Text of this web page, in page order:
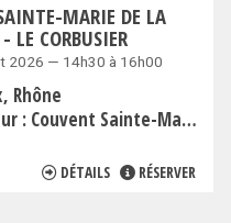
MARIE DE LA
LE CORBUSIER
2026 — 14h30 à 16h00
Rhône
: Couvent Sainte-Marie de La Tourette
DÉTAILS RÉSERVER